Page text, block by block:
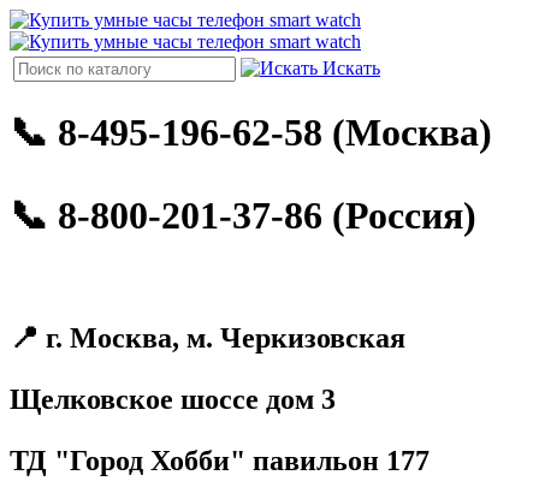
Искать
📞 8-495-196-62-58 (Москва)
📞 8-800-201-37-86 (Россия)
📍 г. Москва, м. Черкизовская
Щелковское шоссе дом 3
ТД "Город Хобби" павильон 177